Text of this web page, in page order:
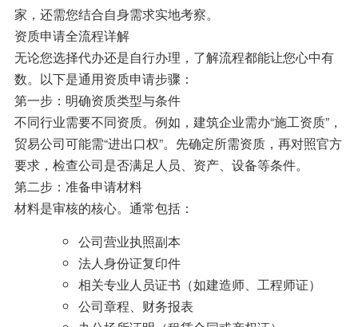
家，还需您结合自身需求实地考察。
资质申请全流程详解
无论您选择代办还是自行办理，了解流程都能让您心中有
数。以下是通用资质申请步骤：
第一步：明确资质类型与条件
不同行业需要不同资质。例如，建筑企业需办“施工资质”，
贸易公司可能需“进出口权”。先确定所需资质，再对照官方
要求，检查公司是否满足人员、资产、设备等条件。
第二步：准备申请材料
材料是审核的核心。通常包括：
公司营业执照副本
法人身份证复印件
相关专业人员证书（如建造师、工程师证）
公司章程、财务报表